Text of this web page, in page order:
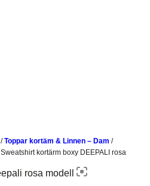
/Toppar kortäm & Linnen – Dam /
Sweatshirt kortärm boxy DEEPALI rosa